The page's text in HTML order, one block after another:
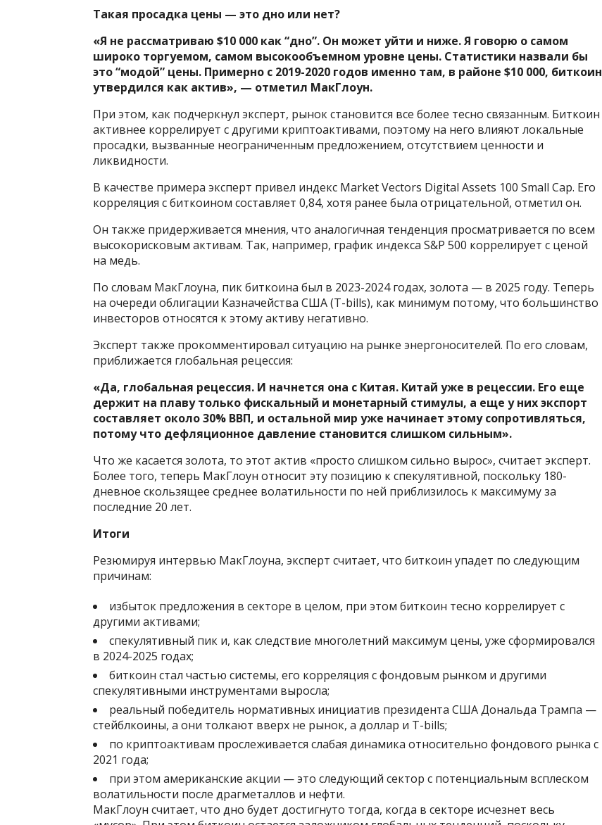
Такая просадка цены — это дно или нет?
«Я не рассматриваю $10 000 как “дно”. Он может уйти и ниже. Я говорю о самом
широко торгуемом, самом высокообъемном уровне цены. Статистики назвали бы
это “модой” цены. Примерно с 2019-2020 годов именно там, в районе $10 000, биткоин
утвердился как актив», — отметил МакГлоун.
При этом, как подчеркнул эксперт, рынок становится все более тесно связанным. Биткоин
активнее коррелирует с другими криптоактивами, поэтому на него влияют локальные
просадки, вызванные неограниченным предложением, отсутствием ценности и
ликвидности.
В качестве примера эксперт привел индекс Market Vectors Digital Assets 100 Small Cap. Его
корреляция с биткоином составляет 0,84, хотя ранее была отрицательной, отметил он.
Он также придерживается мнения, что аналогичная тенденция просматривается по всем
высокорисковым активам. Так, например, график индекса S&P 500 коррелирует с ценой
на медь.
По словам МакГлоуна, пик биткоина был в 2023-2024 годах, золота — в 2025 году. Теперь
на очереди облигации Казначейства США (T-bills), как минимум потому, что большинство
инвесторов относятся к этому активу негативно.
Эксперт также прокомментировал ситуацию на рынке энергоносителей. По его словам,
приближается глобальная рецессия:
«Да, глобальная рецессия. И начнется она с Китая. Китай уже в рецессии. Его еще
держит на плаву только фискальный и монетарный стимулы, а еще у них экспорт
составляет около 30% ВВП, и остальной мир уже начинает этому сопротивляться,
потому что дефляционное давление становится слишком сильным».
Что же касается золота, то этот актив «просто слишком сильно вырос», считает эксперт.
Более того, теперь МакГлоун относит эту позицию к спекулятивной, поскольку 180-
дневное скользящее среднее волатильности по ней приблизилось к максимуму за
последние 20 лет.
Итоги
Резюмируя интервью МакГлоуна, эксперт считает, что биткоин упадет по следующим
причинам:
избыток предложения в секторе в целом, при этом биткоин тесно коррелирует с
другими активами;
спекулятивный пик и, как следствие многолетний максимум цены, уже сформировался
в 2024-2025 годах;
биткоин стал частью системы, его корреляция с фондовым рынком и другими
спекулятивными инструментами выросла;
реальный победитель нормативных инициатив президента США Дональда Трампа —
стейблкоины, а они толкают вверх не рынок, а доллар и T-bills;
по криптоактивам прослеживается слабая динамика относительно фондового рынка с
2021 года;
при этом американские акции — это следующий сектор с потенциальным всплеском
волатильности после драгметаллов и нефти.
МакГлоун считает, что дно будет достигнуто тогда, когда в секторе исчезнет весь